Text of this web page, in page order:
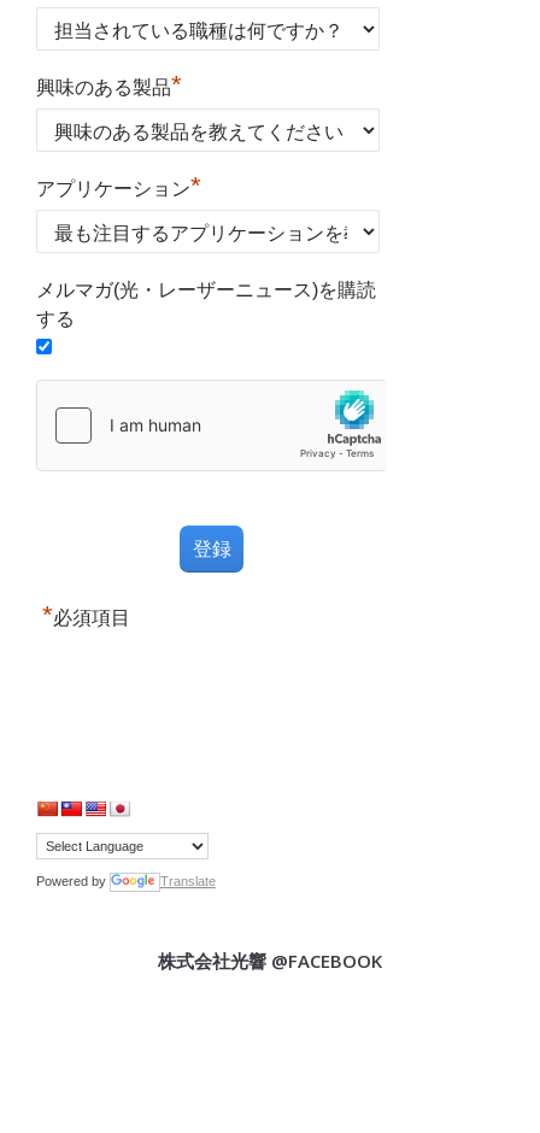
興味のある製品*
アプリケーション*
メルマガ(光・レーザーニュース)を購読
する
*必須項目
Powered by Translate
株式会社光響 @FACEBOOK